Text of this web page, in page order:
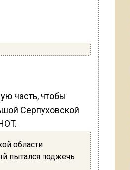
часть, чтобы
Серпуховской
области
пытался поджечь